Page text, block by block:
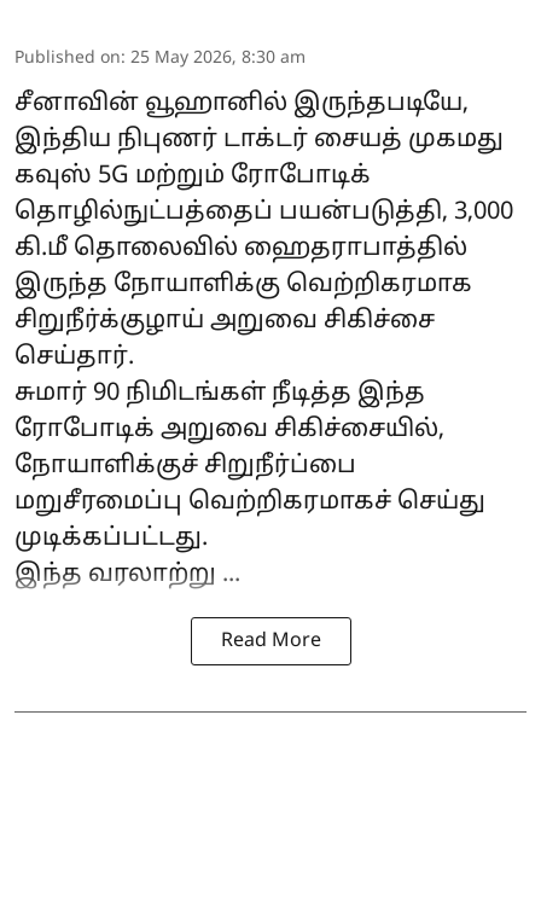
Published on: 25 May 2026, 8:30 am
சீனாவின் வூஹானில் இருந்தபடியே,
இந்திய நிபுணர் டாக்டர் சையத் முகமது
கவுஸ் 5G மற்றும் ரோபோடிக்
தொழில்நுட்பத்தைப் பயன்படுத்தி, 3,000
கி.மீ தொலைவில் ஹைதராபாத்தில்
இருந்த நோயாளிக்கு வெற்றிகரமாக
சிறுநீர்க்குழாய் அறுவை சிகிச்சை
செய்தார்.
சுமார் 90 நிமிடங்கள் நீடித்த இந்த
ரோபோடிக் அறுவை சிகிச்சையில்,
நோயாளிக்குச் சிறுநீர்ப்பை
மறுசீரமைப்பு வெற்றிகரமாகச் செய்து
முடிக்கப்பட்டது.
இந்த வரலாற்று ...
Read More